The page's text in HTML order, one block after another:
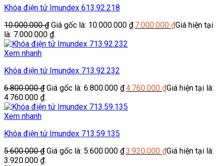
Khóa điện tử Imundex 613.92.218
10.000.000₫ Giá gốc là: 10.000.000 ₫.7.000.000 ₫Giá hiện tại
là: 7.000.000 ₫.
Xem nhanh
Khóa điện tử Imundex 713.92.232
6.800.000₫ Giá gốc là: 6.800.000 ₫.4.760.000 ₫Giá hiện tại là:
4.760.000 ₫.
Xem nhanh
Khóa điện tử Imundex 713.59.135
5.600.000₫ Giá gốc là: 5.600.000 ₫.3.920.000 ₫Giá hiện tại là:
3.920.000 ₫.